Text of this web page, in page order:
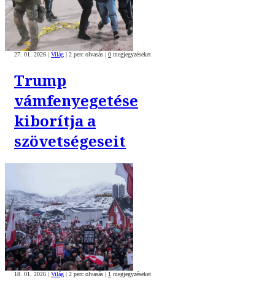
27. 01. 2026 | Világ | 2 perc olvasás | 0 megjegyzéseket
Trump
vámfenyegetése
kiborítja a
szövetségeseit
18. 01. 2026 | Világ | 2 perc olvasás | 1 megjegyzéseket